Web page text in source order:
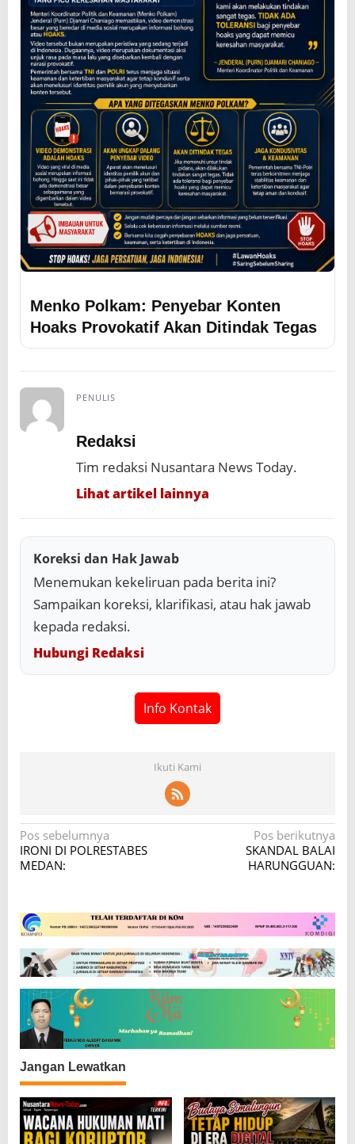
Menko Polkam: Penyebar Konten
Hoaks Provokatif Akan Ditindak Tegas
PENULIS
Redaksi
Tim redaksi Nusantara News Today.
Lihat artikel lainnya
Koreksi dan Hak Jawab
Menemukan kekeliruan pada berita ini?
Sampaikan koreksi, klarifikasi, atau hak jawab
kepada redaksi.
Hubungi Redaksi
Info Kontak
Ikuti Kami
N
a
g
a
s
i
p
o
s
Pos sebelumnya
IRONI DI POLRESTABES
MEDAN:
Pos berikutnya
SKANDAL BALAI
HARUNGGUAN:
Jangan Lewatkan